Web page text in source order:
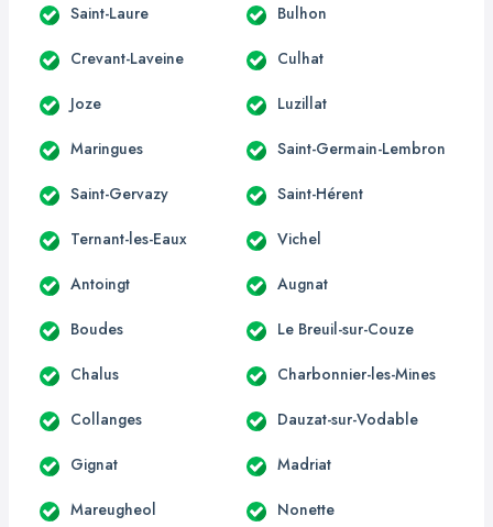
Saint-Laure Bulhon
Crevant-Laveine Culhat
Joze Luzillat
Maringues Saint-Germain-Lembron
Saint-Gervazy Saint-Hérent
Ternant-les-Eaux Vichel
Antoingt Augnat
Boudes Le Breuil-sur-Couze
Chalus Charbonnier-les-Mines
Collanges Dauzat-sur-Vodable
Gignat Madriat
Mareugheol Nonette